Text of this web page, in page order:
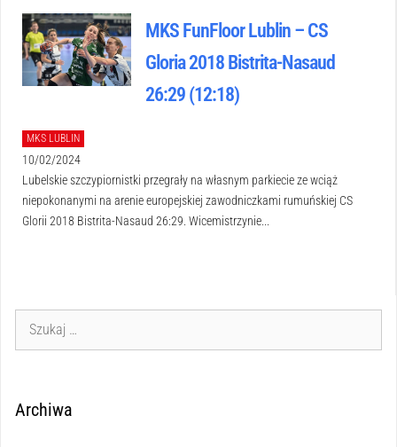
MKS FunFloor Lublin – CS
Gloria 2018 Bistrita-Nasaud
26:29 (12:18)
MKS LUBLIN
10/02/2024
Lubelskie szczypiornistki przegrały na własnym parkiecie ze wciąż
niepokonanymi na arenie europejskiej zawodniczkami rumuńskiej CS
Glorii 2018 Bistrita-Nasaud 26:29. Wicemistrzynie...
Archiwa